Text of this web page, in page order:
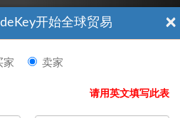
的會員。 立即註冊，與全球超過7
建立聯繫。 立即加入 |
登录
×
开始全球贸易
家 卖家
请用英文填写此表